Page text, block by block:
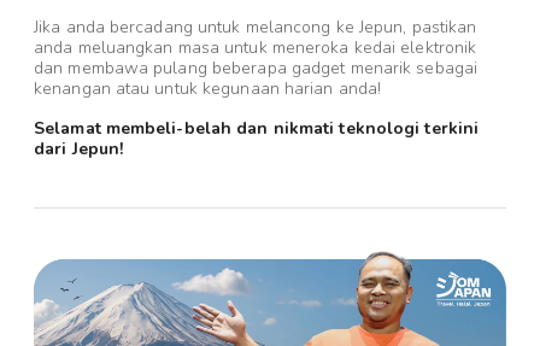
Jika anda bercadang untuk melancong ke Jepun, pastikan
anda meluangkan masa untuk meneroka kedai elektronik
dan membawa pulang beberapa gadget menarik sebagai
kenangan atau untuk kegunaan harian anda!
Selamat membeli-belah dan nikmati teknologi terkini
dari Jepun!